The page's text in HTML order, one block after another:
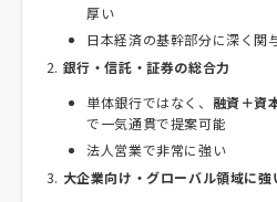
厚い
日本経済の基幹部分に深く関
銀行・信託・証券の総合力
単体銀行ではなく、 融資＋資
で一気通貫で提案可能
法人営業で非常に強い
大企業向け・グローバル領域に強